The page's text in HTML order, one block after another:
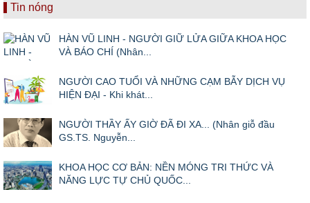
Tin nóng
HÀN VŨ LINH - NGƯỜI GIỮ LỬA GIỮA KHOA HỌC
VÀ BÁO CHÍ (Nhân...
NGƯỜI CAO TUỔI VÀ NHỮNG CẠM BẪY DỊCH VỤ
HIỆN ĐẠI - Khi khát...
NGƯỜI THẦY ẤY GIỜ ĐÃ ĐI XA... (Nhân giỗ đầu
GS.TS. Nguyễn...
KHOA HỌC CƠ BẢN: NỀN MÓNG TRI THỨC VÀ
NĂNG LỰC TỰ CHỦ QUỐC...